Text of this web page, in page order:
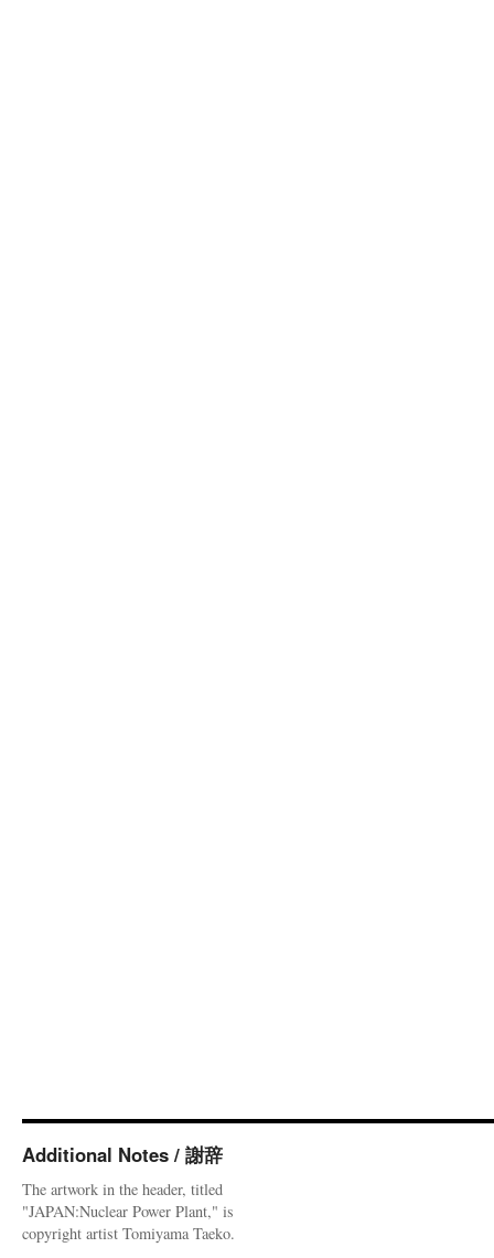
Additional Notes / 謝辞
The artwork in the header, titled
"JAPAN:Nuclear Power Plant," is
copyright artist Tomiyama Taeko.